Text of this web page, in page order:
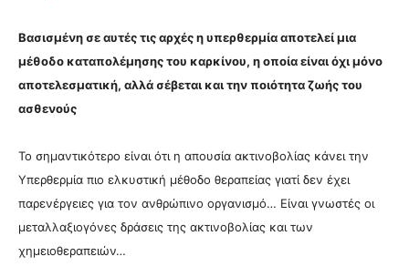
Βασισμένη σε αυτές τις αρχές η υπερθερμία αποτελεί μια
μέθοδο καταπολέμησης του καρκίνου, η οποία είναι όχι μόνο
αποτελεσματική, αλλά σέβεται και την ποιότητα ζωής του
ασθενούς
Το σημαντικότερο είναι ότι η απουσία ακτινοβολίας κάνει την
Υπερθερμία πιο ελκυστική μέθοδο θεραπείας γιατί δεν έχει
παρενέργειες για τον ανθρώπινο οργανισμό… Είναι γνωστές οι
μεταλλαξιογόνες δράσεις της ακτινοβολίας και των
χημειοθεραπειών…